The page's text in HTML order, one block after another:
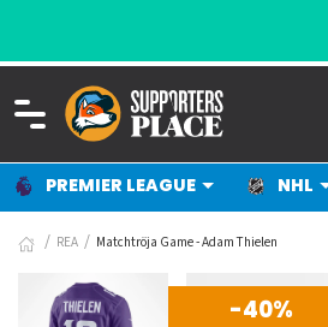
PREMIER LEAGUE NHL
REA Matchtröja Game - Adam Thielen
-40%